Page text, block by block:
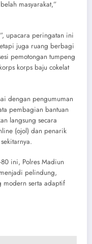
masyarakat,”
upacara peringatan ini
juga ruang berbagi
pemotongan tumpeng
korps baju cokelat
dengan pengumuman
pembagian bantuan
langsung secara
(ojol) dan penarik
ini, Polres Madiun
pelindung,
modern serta adaptif